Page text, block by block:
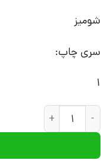
شومیز
سری چاپ:
1
کتاب پس از اقتدارگرایی